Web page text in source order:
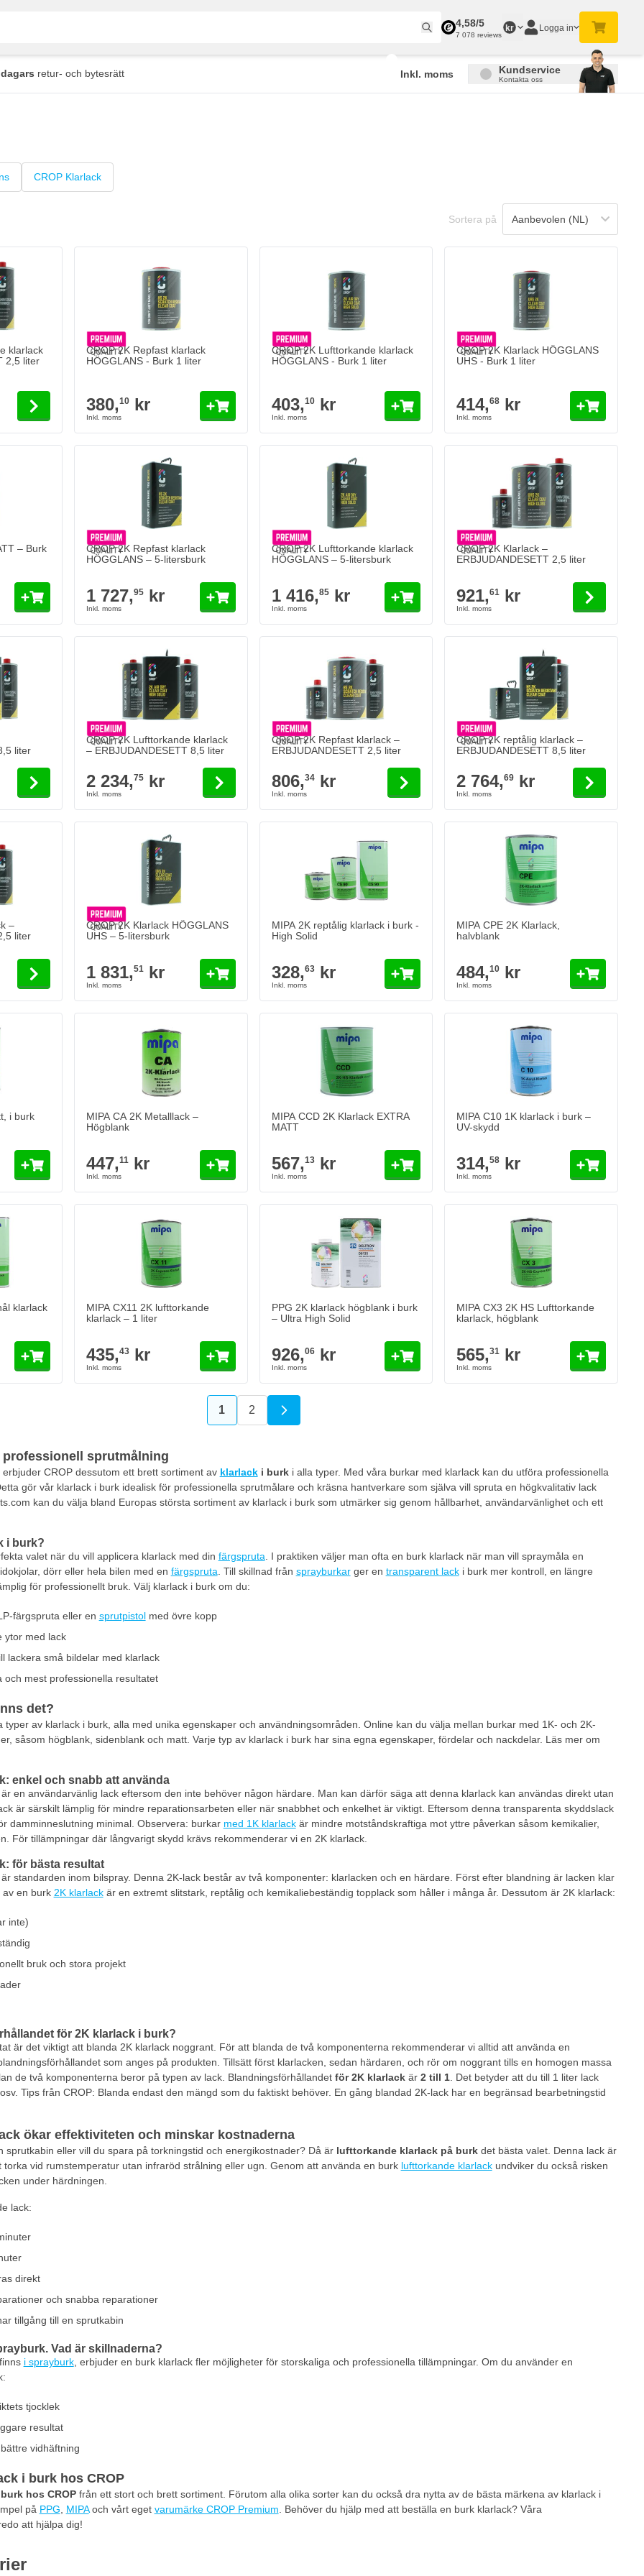
4,58/5
7 078 reviews
kr Logga in
retur- och bytesrätt Inkl. moms Kundservice
Kontakta oss
CROP Klarlack
Sortera på
klarlack
2,5 liter
options chosen on the product page
CROP 2K Repfast klarlack
HÖGGLANS - Burk 1 liter
380,10 kr
CROP 2K Lufttorkande klarlack
HÖGGLANS - Burk 1 liter
403,10kr
CROP 2K Klarlack HÖGGLANS
UHS - Burk 1 liter
414,68 kr
– Burk
CROP 2K Repfast klarlack
HÖGGLANS – 5-litersburk
1 727,95 kr
CROP 2K Lufttorkande klarlack
HÖGGLANS – 5-litersburk
1 416,85kr
CROP 2K Klarlack –
ERBJUDANDESETT 2,5 liter
The price depends on the options
921,61 kr
liter
the options chosen on the product page
CROP 2K Lufttorkande klarlack
– ERBJUDANDESETT 8,5 liter
The price depends on the options chosen on the product page
2 234,75 kr
CROP 2K Repfast klarlack –
ERBJUDANDESETT 2,5 liter
The price depends on the options chosen on the product page
806,34kr
CROP 2K reptålig klarlack –
ERBJUDANDESETT 8,5 liter
The price depends on the options
2 764,69 kr
–
liter
the options chosen on the product page
CROP 2K Klarlack HÖGGLANS
UHS – 5-litersburk
1 831,51 kr
Lägg till i kundvagn
MIPA 2K reptålig klarlack i burk -
High Solid
328,63kr
MIPA CPE 2K Klarlack,
halvblank
484,10 kr
i burk
MIPA CA 2K Metalllack –
Högblank
447,11 kr
MIPA CCD 2K Klarlack EXTRA
MATT
567,13kr
MIPA C10 1K klarlack i burk –
UV-skydd
314,58 kr
Lägg till i kundvagn
klarlack
MIPA CX11 2K lufttorkande
klarlack – 1 liter
435,43 kr
Lägg till i kundvagn
PPG 2K klarlack högblank i burk
– Ultra High Solid
926,06kr
MIPA CX3 2K HS Lufttorkande
klarlack, högblank
565,31 kr
You're currently reading page
1 Sida
2
sprutmålning
erbjuder CROP dessutom ett brett sortiment av klarlacki burki alla typer. Med våra burkar med klarlack kan du utföra professionella
gör vår klarlack i burk idealisk för professionella sprutmålare och kräsna hantverkare som själva vill spruta en högkvalitativ lack
kan du välja bland Europas största sortiment av klarlack i burk som utmärker sig genom hållbarhet, användarvänlighet och ett
i burk?
valet när du vill applicera klarlack med din färgspruta . I praktiken väljer man ofta en burk klarlack när man vill spraymåla en
dörr eller hela bilen med en färgspruta . Till skillnad från sprayburkarger en transparent lacki burk mer kontroll, en längre
för professionellt bruk. Välj klarlack i burk om du:
färgspruta eller en sprutpistolmed övre kopp
ytor med lack
lackera små bildelar med klarlack
och mest professionella resultatet
det?
typer av klarlack i burk, alla med unika egenskaper och användningsområden. Online kan du välja mellan burkar med 1K- och 2K-
såsom högblank, sidenblank och matt. Varje typ av klarlack i burk har sina egna egenskaper, fördelar och nackdelar. Läs mer om
enkel och snabb att använda
en användarvänlig lack eftersom den inte behöver någon härdare. Man kan därför säga att denna klarlack kan användas direkt utan
är särskilt lämplig för mindre reparationsarbeten eller när snabbhet och enkelhet är viktigt. Eftersom denna transparenta skyddslack
damminneslutning minimal. Observera: burkar med 1K klarlackär mindre motståndskraftiga mot yttre påverkan såsom kemikalier,
För tillämpningar där långvarigt skydd krävs rekommenderar vi en 2K klarlack.
för bästa resultat
standarden inom bilspray. Denna 2K-lack består av två komponenter: klarlacken och en härdare. Först efter blandning är lacken klar
av en burk 2K klarlackär en extremt slitstark, reptålig och kemikaliebeständig topplack som håller i många år. Dessutom är 2K klarlack:
inte)
bruk och stora projekt
för 2K klarlack i burk?
är det viktigt att blanda 2K klarlack noggrant. För att blanda de två komponenterna rekommenderar vi alltid att använda en
som anges på produkten. Tillsätt först klarlacken, sedan härdaren, och rör om noggrant tills en homogen massa
de två komponenterna beror på typen av lack. Blandningsförhållandetför 2K klarlackär2 till 1. Det betyder att du till 1 liter lack
Tips från CROP: Blanda endast den mängd som du faktiskt behöver. En gång blandad 2K-lack har en begränsad bearbetningstid
ökar effektiviteten och minskar kostnaderna
sprutkabin eller vill du spara på torkningstid och energikostnader? Då är lufttorkande klarlack på burkdet bästa valet. Denna lack är
torka vid rumstemperatur utan infraröd strålning eller ugn. Genom att använda en burk lufttorkande klarlackundviker du också risken
under härdningen.
lack:
direkt
och snabba reparationer
tillgång till en sprutkabin
Vad är skillnaderna?
i sprayburk, erbjuder en burk klarlack fler möjligheter för storskaliga och professionella tillämpningar. Om du använder en
tjocklek
resultat
vidhäftning
i burk hos CROP
hos CROPfrån ett stort och brett sortiment. Förutom alla olika sorter kan du också dra nytta av de bästa märkena av klarlack i
på PPG MIPAoch vårt eget varumärke CROP Premium . Behöver du hjälp med att beställa en burk klarlack? Våra
att hjälpa dig!